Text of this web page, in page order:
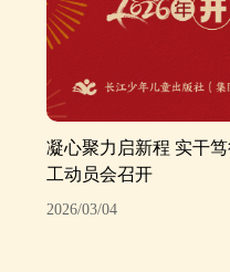
凝心聚力启新程 实干
工动员会召开
2026/03/04